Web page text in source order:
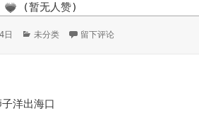
(暂无人赞)
日
分
未分类 于20260503海洋馆
留下评论
洋出海口